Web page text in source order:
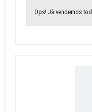
Ops! Já vendemos